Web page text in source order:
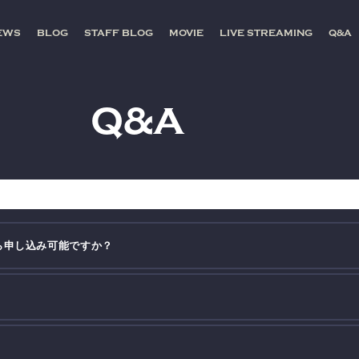
BLOG STAFF BLOG MOVIE LIVE STREAMING Q&A
Q&A
し込み可能ですか？